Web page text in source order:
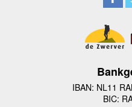
IBAN: NL11
BIC: